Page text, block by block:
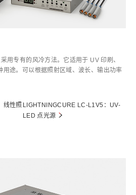
用专有的风冷方法。它适用于 UV 印刷、
用途。可以根据照射区域、波长、输出功率
线性照 LIGHTNINGCURE LC-L1V5：UV-
LED 点光源